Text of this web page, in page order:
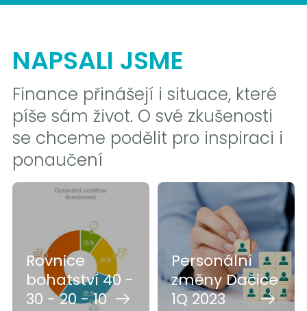
NAPSALI JSME
Finance přinášejí i situace, které
píše sám život. O své zkušenosti
se chceme podělit pro inspiraci i
ponaučení
Rovnice
bohatství 40 -
30 - 20 - 10
Personální
změny Dačice
1Q 2023